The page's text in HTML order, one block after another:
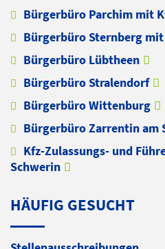
Bürgerbüro Parchim mit
Bürgerbüro Sternberg
Bürgerbüro Lübtheen
Bürgerbüro Stralendorf
Bürgerbüro Wittenburg
Bürgerbüro Zarrentin am
Kfz-Zulassungs- und
Schwerin
HÄUFIG GESUCHT